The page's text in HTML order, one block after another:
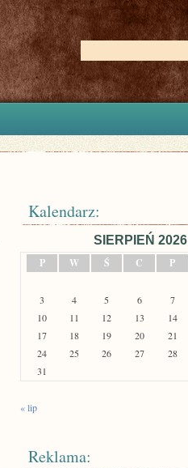
Kalendarz:
SIERPIEŃ 2026
P
W Ś C P
3
4 5 6 7
10
11 12 13 14
17
18 19 20 21
24
25 26 27 28
31
« lip
Reklama: